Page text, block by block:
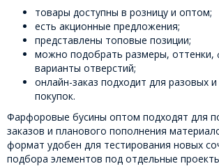
товары доступны в розницу и оптом;
есть акционные предложения;
представлены топовые позиции;
можно подобрать размеры,
варианты отверстий;
онлайн-заказ подходит для разовых
покупок.
Фарфоровые бусины оптом подходят для
заказов и планового пополнения
формат удобен для тестирования новых
подбора элементов под отдельные